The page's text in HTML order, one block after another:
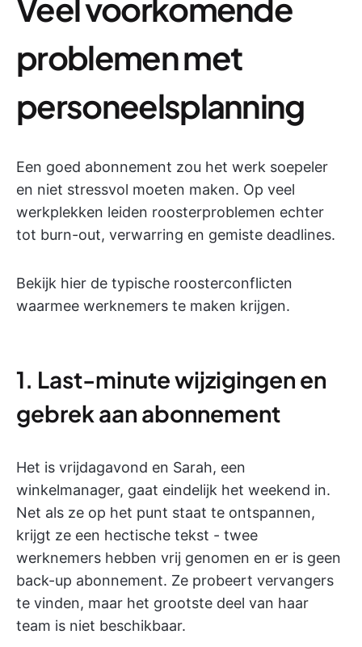
Veel voorkomende
problemen met
personeelsplanning
Een goed abonnement zou het werk soepeler
en niet stressvol moeten maken. Op veel
werkplekken leiden roosterproblemen echter
tot burn-out, verwarring en gemiste deadlines.
Bekijk hier de typische roosterconflicten
waarmee werknemers te maken krijgen.
1. Last-minute wijzigingen en
gebrek aan abonnement
Het is vrijdagavond en Sarah, een
winkelmanager, gaat eindelijk het weekend in.
Net als ze op het punt staat te ontspannen,
krijgt ze een hectische tekst - twee
werknemers hebben vrij genomen en er is geen
back-up abonnement. Ze probeert vervangers
te vinden, maar het grootste deel van haar
team is niet beschikbaar.